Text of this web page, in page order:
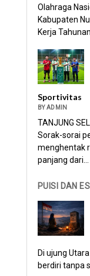
Olahraga
Kabupaten
Kerja Tahunan
Sportivitas
BY ADMIN
TANJUNG
Sorak-sorai
menghentak
panjang dari...
PUISI DAN
Di ujung
berdiri tanpa